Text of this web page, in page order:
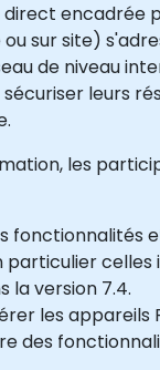
encadrée
sur site)
de niveau
leurs
les
fonctionnalités
particulier celles
la version 7.4.
les appareils
des